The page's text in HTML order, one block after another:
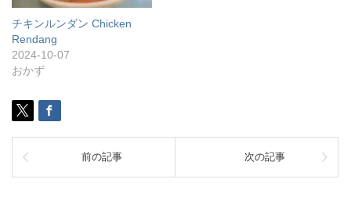
チキンルンダン Chicken
Rendang
2024-10-07
おかず
前の記事 次の記事